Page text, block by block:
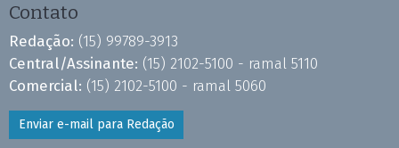
Contato
Redação: (15) 99789-3913
Central/Assinante: (15) 2102-5100 - ramal 5110
Comercial: (15) 2102-5100 - ramal 5060
Enviar e-mail para Redação